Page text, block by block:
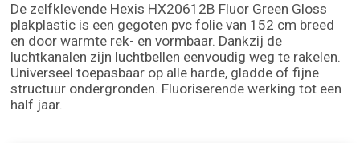
De zelfklevende Hexis HX20612B Fluor Green Gloss
plakplastic is een gegoten pvc folie van 152 cm breed
en door warmte rek- en vormbaar. Dankzij de
luchtkanalen zijn luchtbellen eenvoudig weg te rakelen.
Universeel toepasbaar op alle harde, gladde of fijne
structuur ondergronden. Fluoriserende werking tot een
half jaar.